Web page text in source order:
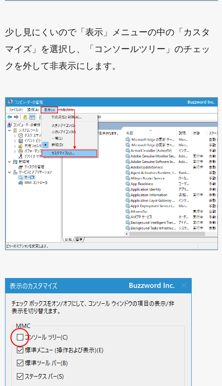
少し見にくいので「表示」メニューの中の「カスタ
マイズ」を選択し、「コンソールツリー」のチェッ
クを外して非表示にします。